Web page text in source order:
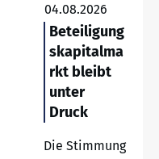
04.08.2026
Beteiligung
skapitalma
rkt bleibt
unter
Druck
Die Stimmung